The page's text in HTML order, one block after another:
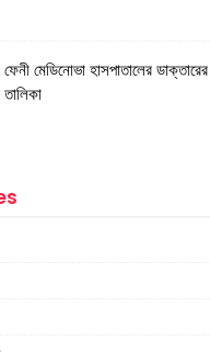
ফেনী মেডিনোভা হাসপাতালের ডাক্তারের
তালিকা